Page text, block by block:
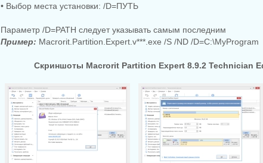
• Выбор места установки: /D=ПУТЬ
Параметр /D=PATH следует указывать самым последним
Пример: Macrorit.Partition.Expert.v***.exe /S /ND /D=C:\MyProgram
Скриншоты Macrorit Partition Expert 8.9.2 Technician